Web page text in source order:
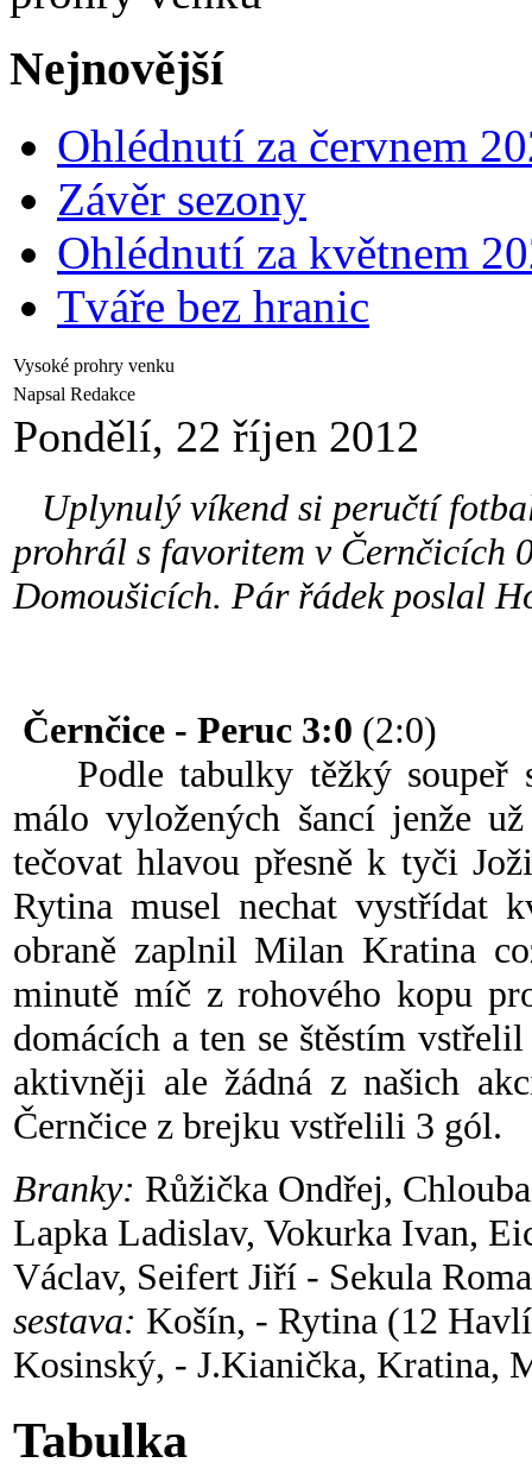
Nejnovější
Ohlédnutí za červnem
Závěr sezony
Ohlédnutí za květnem
Tváře bez hranic
Vysoké prohry venku
Napsal Redakce
Pondělí, 22 říjen 2012
Uplynulý víkend si peručtí
prohrál s favoritem v Černčicích
Domoušicích. Pár řádek poslal
Černčice - Peruc 3:0 (2:0)
Podle tabulky těžký soupeř
málo vyložených šancí jenže
tečovat hlavou přesně k tyči
Rytina musel nechat vystřídat
obraně zaplnil Milan Kratina
minutě míč z rohového kopu
domácích a ten se štěstím
aktivněji ale žádná z našich
Černčice z brejku vstřelili 3 gól.
Branky: Růžička Ondřej,
Lapka Ladislav, Vokurka Ivan,
Václav, Seifert Jiří - Sekula
sestava: Košín, - Rytina (12
Kosinský, - J.Kianička, Kratina,
Tabulka